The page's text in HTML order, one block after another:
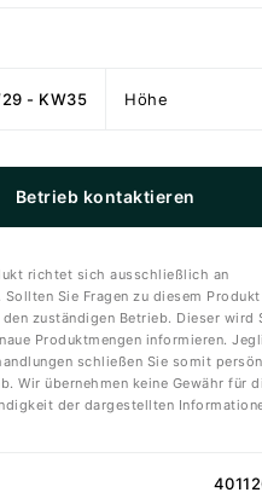
- KW35 Höhe
Betrieb kontaktieren
richtet sich ausschließlich an
Sie Fragen zu diesem Produkt
zuständigen Betrieb. Dieser wird
Produktmengen informieren.
schließen Sie somit
Wir übernehmen keine Gewähr für
der dargestellten